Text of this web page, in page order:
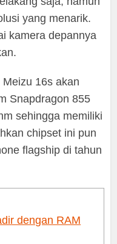
yang menarik.
kamera depannya
16s akan
Snapdragon 855
sehingga memiliki
chipset ini pun
flagship di tahun
dengan RAM